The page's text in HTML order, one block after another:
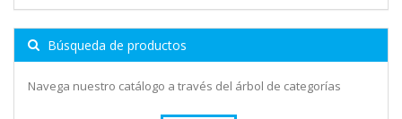
Búsqueda de productos
Navega nuestro catálogo a través del árbol de categorías